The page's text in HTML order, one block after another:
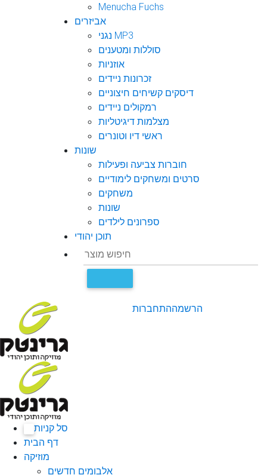
Menucha Fuchs
אביזרים
נגני MP3
סוללות ומטענים
אוזניות
זכרונות ניידים
דיסקים קשיחים חיצוניים
רמקולים ניידים
מצלמות דיגיטליות
ראשי דיו וטונרים
שונות
חוברות צביעה ופעילות
סרטים ומשחקים לימודיים
משחקים
שונות
ספרונים לילדים
תוכן יהודי
התחברותהרשמה
סל קניות
דף הבית
מוזיקה
אלבומים חדשים